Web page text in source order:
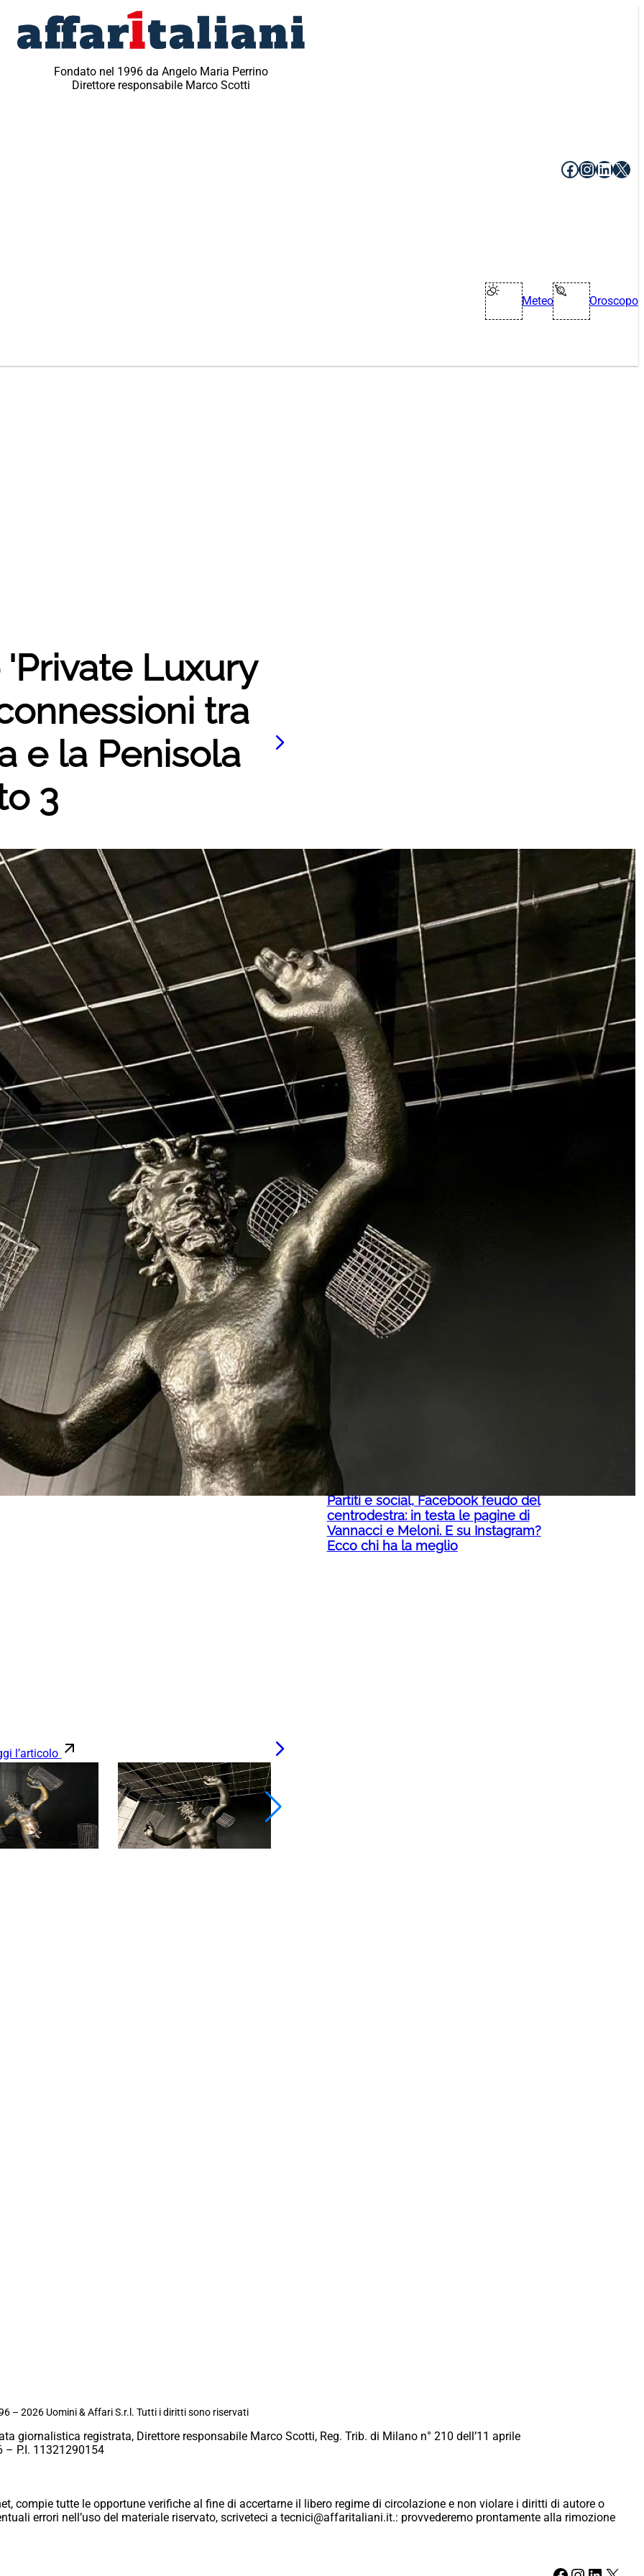
Fondato nel 1996 da Angelo Maria Perrino
Direttore responsabile Marco Scotti
Facebook
X
Meteo Oroscopo
Luxury
tra
e la Penisola
3
l’articolo
Leggi anche
Guerra in Iran, l’allarme della Bce:
“Lo shock energetico brucia i
risparmi delle famiglie. Ecco chi
paga il prezzo più alto”
Le “vedove nere” (e allegre) della
Russia: matrimoni lampo prima del
fronte per ottenere i risarcimenti. Il
nuovo business milionario
Roma-Madrid, “divorzio” all’italiana
Partiti e social, Facebook feudo del
centrodestra: in testa le pagine di
Vannacci e Meloni. E su Instagram?
Ecco chi ha la meglio
– 2026 Uomini & Affari S.r.l. Tutti i diritti sono riservati
giornalistica registrata, Direttore responsabile Marco Scotti, Reg. Trib. di Milano n° 210 dell’11 aprile
– P.I. 11321290154
compie tutte le opportune verifiche al fine di accertarne il libero regime di circolazione e non violare i diritti di autore o
errori nell’uso del materiale riservato, scriveteci a tecnici@affaritaliani.it.: provvederemo prontamente alla rimozione